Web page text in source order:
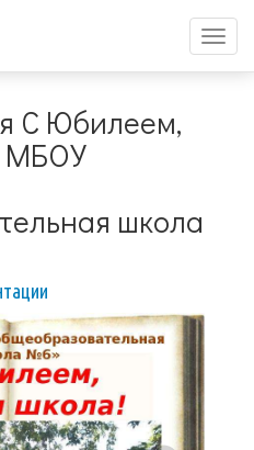
меню
С Юбилеем,
МБОУ
школа